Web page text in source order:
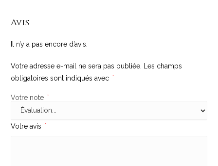
Avis
Il n’y a pas encore d’avis.
Votre adresse e-mail ne sera pas publiée.
Les champs
obligatoires sont indiqués avec
*
Votre note *
Votre avis *